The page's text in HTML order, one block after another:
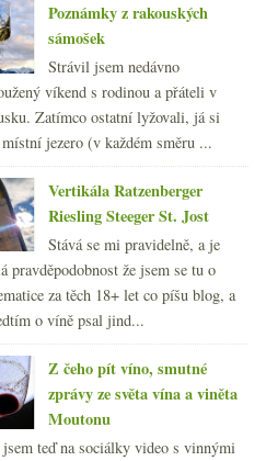
V8(5) nedovozová, sklizně
menší, správná výslovnost
whisky
Poznámky z rakouských
sámošek
Strávil jsem nedávno
víkend s rodinou a přáteli v
Zatímco ostatní lyžovali, já si
jezero (v každém směru ...
Vertikála Ratzenberger
Riesling Steeger St. Jost
Stává se mi pravidelně, a je
pravděpodobnost že jsem se tu o
za těch 18+ let co píšu blog, a
o víně psal jind...
Z čeho pít víno, smutné
zprávy ze světa vína a viněta
Moutonu
teď na sociálky video s vinnými